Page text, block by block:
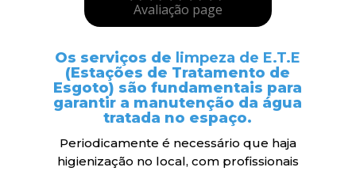
Avaliação page
Os serviços de limpeza de E.T.E
(Estações de Tratamento de
Esgoto) são fundamentais para
garantir a manutenção da água
tratada no espaço.
Periodicamente é necessário que haja
higienização no local, com profissionais